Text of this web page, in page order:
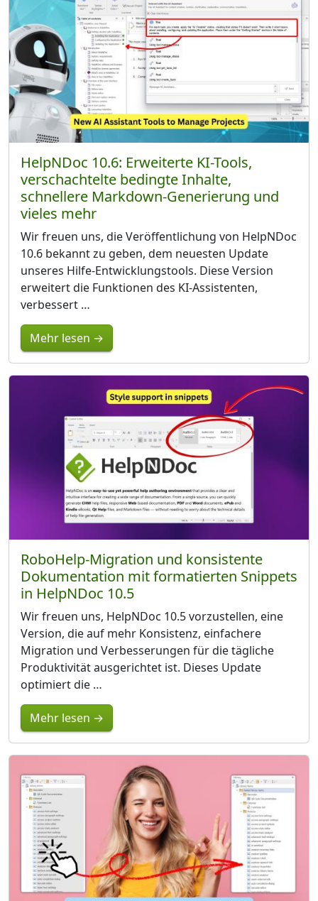
HelpNDoc 10.6: Erweiterte KI-Tools,
verschachtelte bedingte Inhalte,
schnellere Markdown-Generierung und
vieles mehr
Wir freuen uns, die Veröffentlichung von HelpNDoc
10.6 bekannt zu geben, dem neuesten Update
unseres Hilfe-Entwicklungstools. Diese Version
erweitert die Funktionen des KI-Assistenten,
verbessert …
Mehr lesen →
RoboHelp-Migration und konsistente
Dokumentation mit formatierten Snippets
in HelpNDoc 10.5
Wir freuen uns, HelpNDoc 10.5 vorzustellen, eine
Version, die auf mehr Konsistenz, einfachere
Migration und Verbesserungen für die tägliche
Produktivität ausgerichtet ist. Dieses Update
optimiert die …
Mehr lesen →